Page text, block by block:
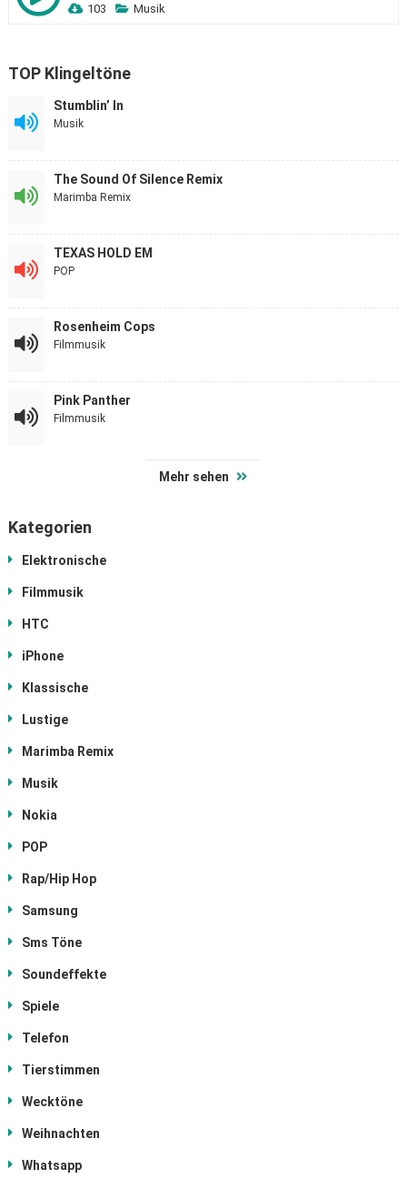
103 Musik
TOP Klingeltöne
Stumblin’ In
Musik
The Sound Of Silence Remix
Marimba Remix
TEXAS HOLD EM
POP
Rosenheim Cops
Filmmusik
Pink Panther
Filmmusik
Mehr sehen
Kategorien
Elektronische
Filmmusik
HTC
iPhone
Klassische
Lustige
Marimba Remix
Musik
Nokia
POP
Rap/Hip Hop
Samsung
Sms Töne
Soundeffekte
Spiele
Telefon
Tierstimmen
Wecktöne
Weihnachten
Whatsapp